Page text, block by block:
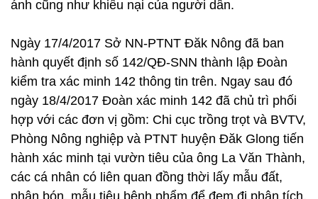
ánh cũng như khiếu nại của người dân.
Ngày 17/4/2017 Sở NN-PTNT Đăk Nông đã ban
hành quyết định số 142/QĐ-SNN thành lập Đoàn
kiểm tra xác minh 142 thông tin trên. Ngay sau đó
ngày 18/4/2017 Đoàn xác minh 142 đã chủ trì phối
hợp với các đơn vị gồm: Chi cục trồng trọt và BVTV,
Phòng Nông nghiệp và PTNT huyện Đăk Glong tiến
hành xác minh tại vườn tiêu của ông La Văn Thành,
các cá nhân có liên quan đồng thời lấy mẫu đất,
phân bón, mẫu tiêu bệnh phẩm để đem đi phân tích,